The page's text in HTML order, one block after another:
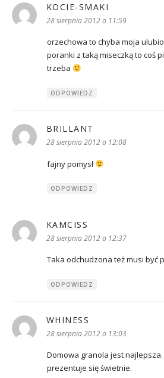
KOCIE-SMAKI
28 sierpnia 2012 o 11:59
orzechowa to chyba moja
poranki z taką miseczką to coś
trzeba
ODPOWIEDZ
BRILLANT
28 sierpnia 2012 o 12:08
fajny pomysł
ODPOWIEDZ
KAMCISS
28 sierpnia 2012 o 12:37
Taka odchudzona też musi być
ODPOWIEDZ
WHINESS
28 sierpnia 2012 o 13:03
Domowa granola jest najlepsza.
prezentuje się świetnie.